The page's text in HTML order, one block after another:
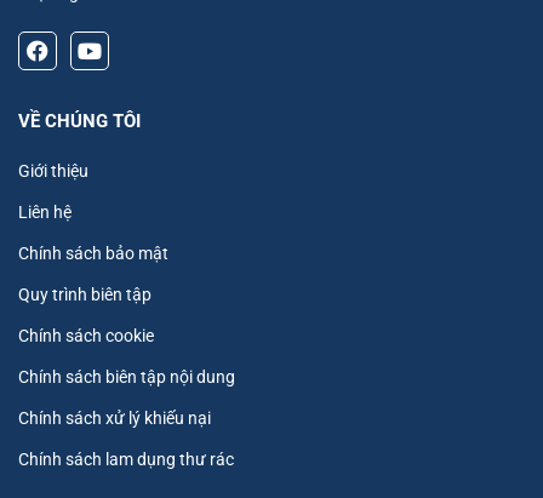
VỀ CHÚNG TÔI
Giới thiệu
Liên hệ
Chính sách bảo mật
Quy trình biên tập
Chính sách cookie
Chính sách biên tập nội dung
Chính sách xử lý khiếu nại
Chính sách lam dụng thư rác